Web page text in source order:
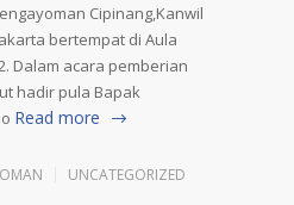
Cipinang,Kanwil
bertempat di Aula
Dalam acara pemberian
hadir pula Bapak
Read more
UNCATEGORIZED